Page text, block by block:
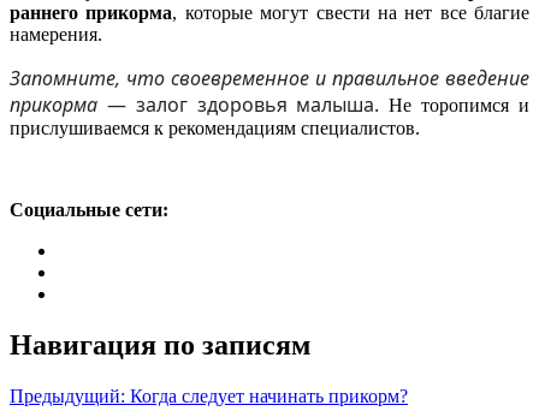
раннего прикорма, которые могут свести на нет все благие
намерения.
Запомните, что своевременное и правильное введение
прикорма — залог здоровья малыша.Не торопимся и
прислушиваемся к рекомендациям специалистов.
Социальные сети:
Навигация по записям
Предыдущий: Когда следует начинать прикорм?